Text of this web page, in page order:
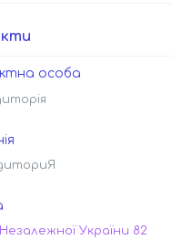
України 82